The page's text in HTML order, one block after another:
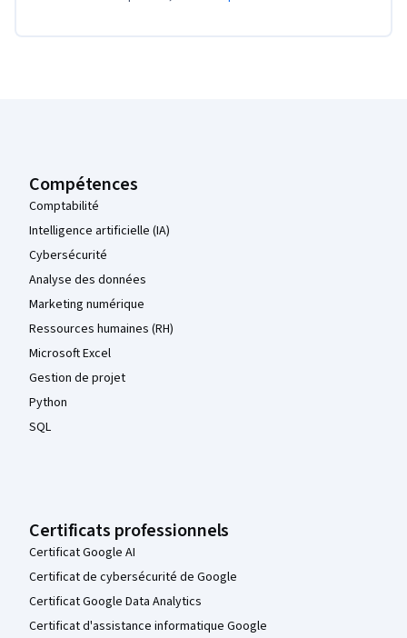
Compétences
Comptabilité
Intelligence artificielle (IA)
Cybersécurité
Analyse des données
Marketing numérique
Ressources humaines (RH)
Microsoft Excel
Gestion de projet
Python
SQL
Certificats professionnels
Certificat Google AI
Certificat de cybersécurité de Google
Certificat Google Data Analytics
Certificat d'assistance informatique Google